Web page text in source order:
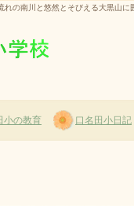
の南川と悠然とそびえる大黒山に
小の教育 口名田小日記